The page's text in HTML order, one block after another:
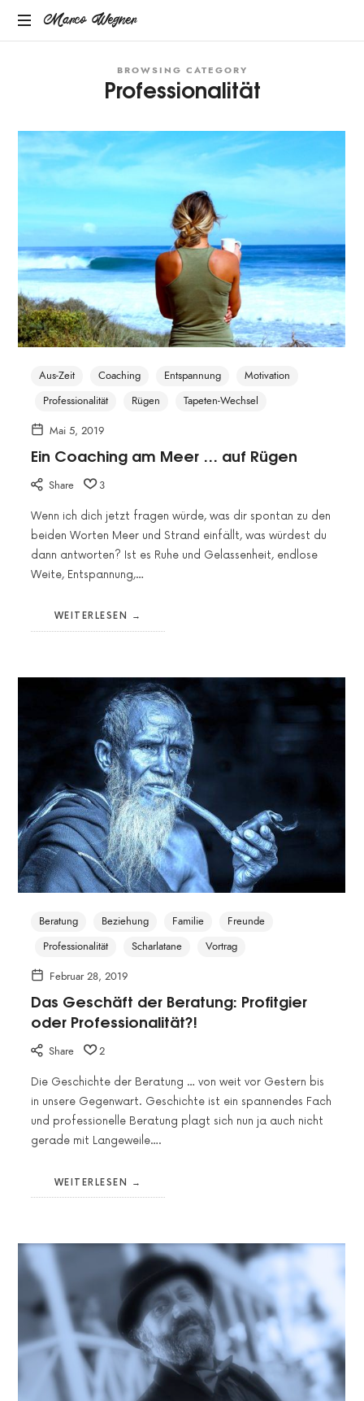
Marco
Marco Wegner
BROWSING CATEGORY
Professionalität
Aus-Zeit Coaching Entspannung
Motivation
Professionalität
Rügen Tapeten-Wechsel
Mai 5, 2019
Ein Coaching am Meer … auf Rügen
Share 3
Wenn ich dich jetzt fragen würde, was dir spontan zu den
beiden Worten Meer und Strand einfällt, was würdest du
dann antworten? Ist es Ruhe und Gelassenheit, endlose
Weite, Entspannung,…
WEITERLESEN
Beratung Beziehung Familie
Freunde
Professionalität
Scharlatane Vortrag
Februar 28, 2019
Das Geschäft der Beratung: Profitgier
oder Professionalität?!
Share 2
Die Geschichte der Beratung … von weit vor Gestern bis
in unsere Gegenwart. Geschichte ist ein spannendes Fach
und professionelle Beratung plagt sich nun ja auch nicht
gerade mit Langeweile….
WEITERLESEN